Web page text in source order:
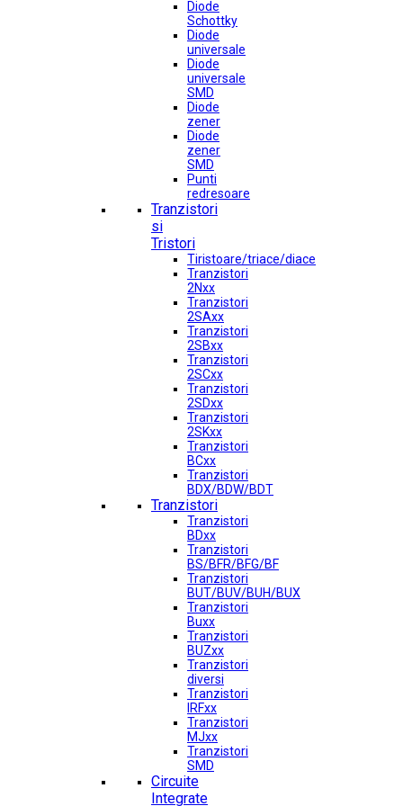
Diode
Schottky
Diode
universale
Diode
universale
SMD
Diode
zener
Diode
zener
SMD
Punti
redresoare
Tranzistori
si
Tristori
Tiristoare/triace/diace
Tranzistori
2Nxx
Tranzistori
2SAxx
Tranzistori
2SBxx
Tranzistori
2SCxx
Tranzistori
2SDxx
Tranzistori
2SKxx
Tranzistori
BCxx
Tranzistori
BDX/BDW/BDT
Tranzistori
Tranzistori
BDxx
Tranzistori
BS/BFR/BFG/BF
Tranzistori
BUT/BUV/BUH/BUX
Tranzistori
Buxx
Tranzistori
BUZxx
Tranzistori
diversi
Tranzistori
IRFxx
Tranzistori
MJxx
Tranzistori
SMD
Circuite
Integrate